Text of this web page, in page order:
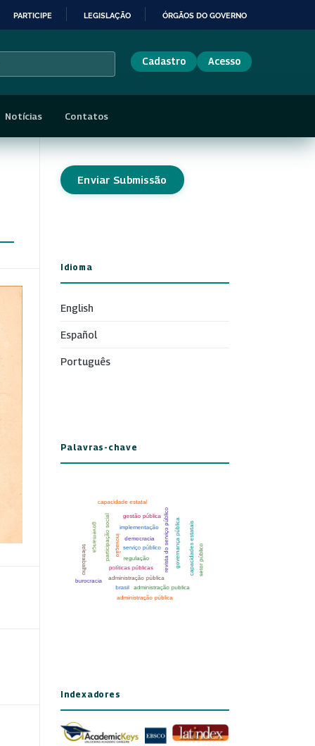
PARTICIPE LEGISLAÇÃO ÓRGÃOS DO GOVERNO
Cadastro Acesso
Notícias Contatos
Enviar Submissão
Idioma
English
Español
Português
Palavras-chave
Indexadores